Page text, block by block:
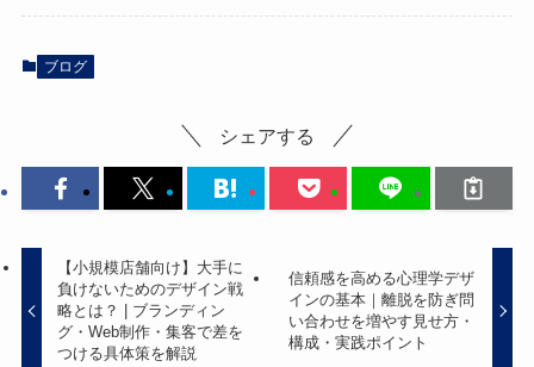
ブログ
シェアする
【小規模店舗向け】大手に
負けないためのデザイン戦
略とは？ | ブランディン
グ・Web制作・集客で差を
つける具体策を解説
信頼感を高める心理学デザ
インの基本｜離脱を防ぎ問
い合わせを増やす見せ方・
構成・実践ポイント